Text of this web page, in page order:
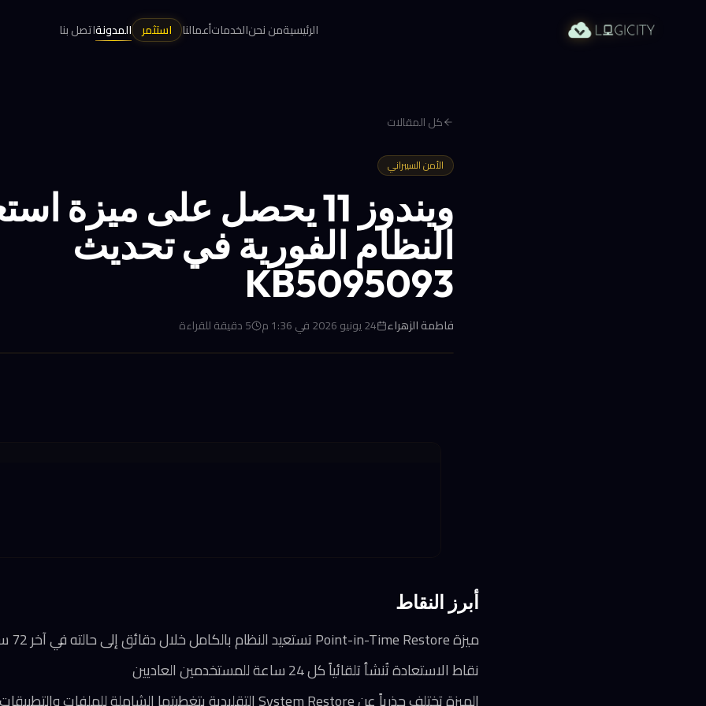
الرئيسيةمن نحنالخدماتأعمالنا استثمر المدونةاتصل بنا
كل المقالات
الأمن السيبراني
ويندوز 11 يحصل على ميزة
النظام الفورية في تحديث
KB5095093
فاطمة الزهراء 24 يونيو 2026 في 1:36 م 5دقيقة للقراءة
أبرز النقاط
ميزة Point-in-Time Restore تستعيد النظام بالكامل خلال دقائق إلى حالته في آخر 72 ساعة
نقاط الاستعادة تُنشأ تلقائياً كل 24 ساعة للمستخدمين العاديين